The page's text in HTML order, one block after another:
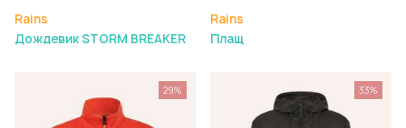
Rains
Дождевик STORM BREAKER
Rains
Плащ
29% 33%